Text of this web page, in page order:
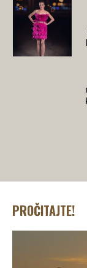
PROČITAJTE!